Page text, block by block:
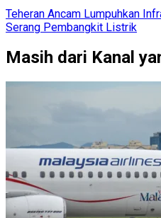
Teheran Ancam Lumpuhkan
Serang Pembangkit Listrik
Masih dari Kanal